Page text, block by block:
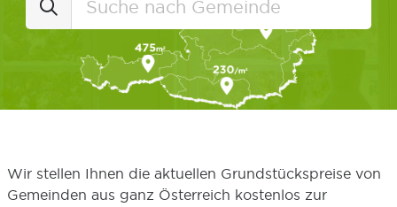
Wir stellen Ihnen die aktuellen Grundstückspreise von
Gemeinden aus ganz Österreich kostenlos zur